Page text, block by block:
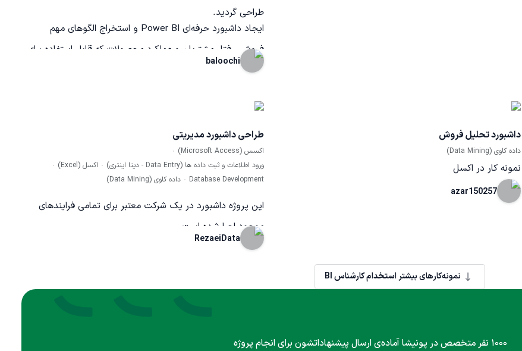
طراحی گردید.
ایجاد داشبورد حرفه‌ای Power BI و استخراج الگوهای مهم
فروش، رفتار مشتریان و عملکرد محصولات که قابل استفاده برای
استراتژی‌های کسب‌وکار است.
baloochi
داشبورد تحلیل فروش
داده کاوی (Data Mining)
نمونه کار در اکسل
azar150257
طراحی داشبورد مدیریتی
اکسس (Microsoft Access)
ورود اطلاعات و ثبت داده ها (Data Entry - دیتا اینتری)
اکسل (Excel)
Database Development
داده کاوی (Data Mining)
این پروژه داشبورد در یک شرکت معتبر برای تمامی فرایندهای
موجود اجرا شده است
RezaeiData
نمونه‌کارهای بیشتر استخدام کارشناس BI
۱۰۰۰ نفر متخصص در پونیشا آماده‌ی ارسال پیشنهاداتشون برای انجام پروژه